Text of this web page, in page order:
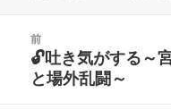
前
前
の
🔓吐き気がする～
と場外乱闘～